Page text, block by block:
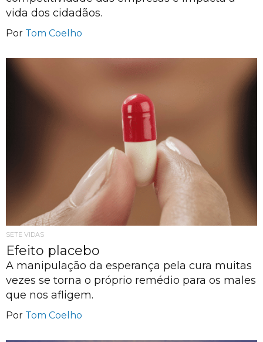
vida dos cidadãos.
Por Tom Coelho
SETE VIDAS
Efeito placebo
A manipulação da esperança pela cura muitas
vezes se torna o próprio remédio para os males
que nos afligem.
Por Tom Coelho